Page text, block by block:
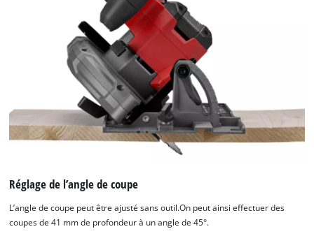
Réglage de l’angle de coupe
L’angle de coupe peut être ajusté sans outil.On peut ainsi effectuer des
coupes de 41 mm de profondeur à un angle de 45°.